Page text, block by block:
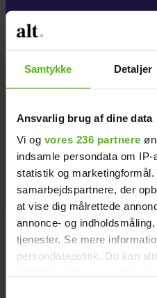
Samtykke Detaljer
Ansvarlig brug af dine data
Vi og vores 236 partnere
indsamle persondata om
statistik og
samarbejdspartnere, der
at vise dig målrettede
annonce- og
tjenester. Se mere
persondatapolitik. Du kan